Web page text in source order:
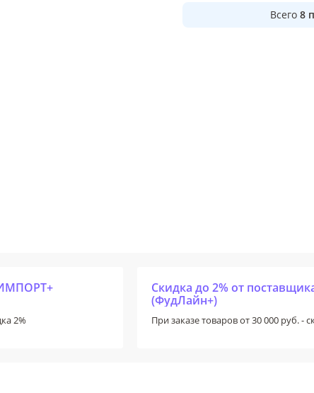
Всего 8
2%
Скидка до 2% от
(ФудЛайн+)
При заказе товаров от 30 000 руб. -